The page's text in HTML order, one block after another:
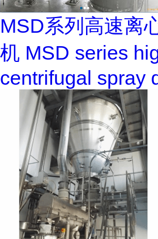
MSD系列高速离
机 MSD series
centrifugal spray